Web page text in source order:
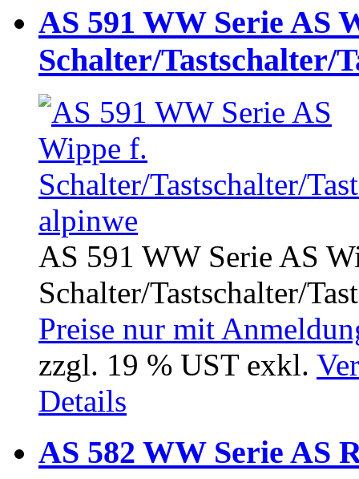
AS 591 WW Serie AS
Schalter/Tastschalter/
AS 591 WW Serie AS
Schalter/Tastschalter/
Preise nur mit
zzgl. 19 % UST exkl.
Details
AS 582 WW Serie AS